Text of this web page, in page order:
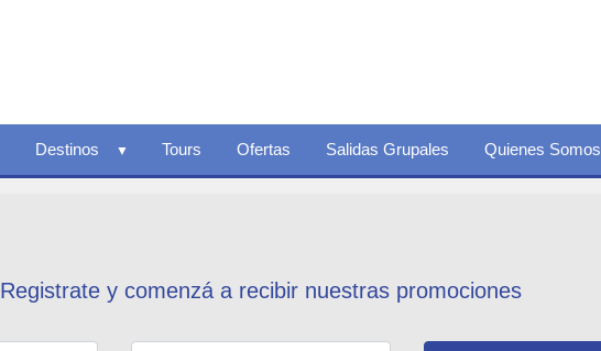
Destinos Tours Ofertas Salidas Grupales Quienes Somos
Registrate y comenzá a recibir nuestras promociones